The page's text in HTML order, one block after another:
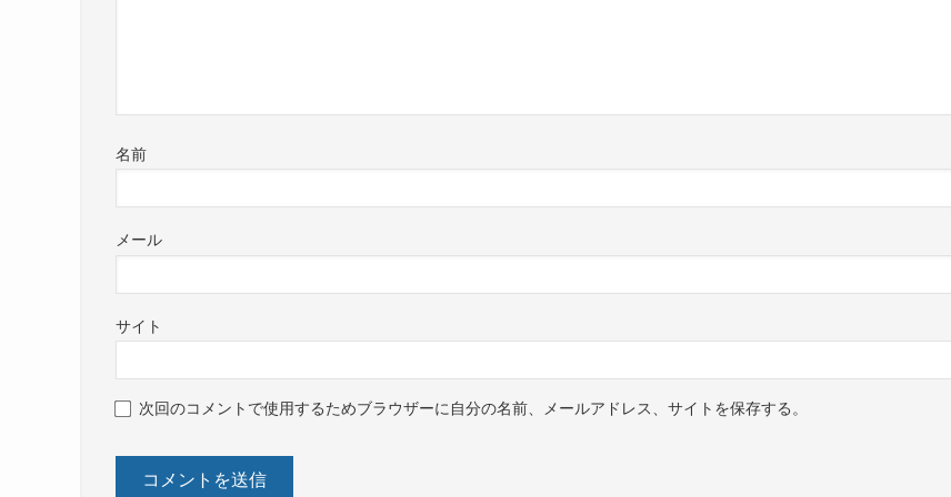
名前
メール
サイト
次回のコメントで使用するためブラウザーに自分の名前、メールアドレス、サイトを保存する。